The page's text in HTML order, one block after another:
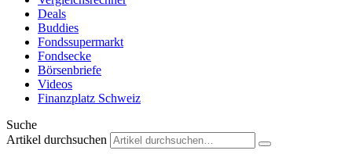
Deals
Buddies
Fondssupermarkt
Fondsecke
Börsenbriefe
Videos
Finanzplatz Schweiz
Suche
Artikel durchsuchen